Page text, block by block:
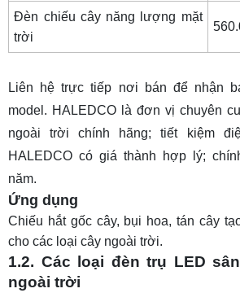
Câu 5: Vì sao đèn LED chiếu
cần chống được nước?
Đèn chiếu cây năng lượng mặt
trời
Liên hệ trực tiếp nơi bán để nhận
model. HALEDCO là đơn vị chuyên
ngoài trờichính hãng; tiết kiệm
HALEDCO có giá thành hợp lý;
năm.
Ứng dụng
Chiếu hắt gốc cây, bụi hoa, tán cây
cho các loại cây ngoài trời.
1.2. Các loại đèn trụ LED
ngoài trời